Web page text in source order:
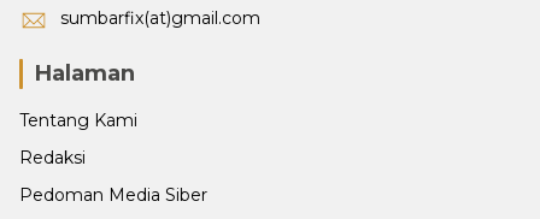
sumbarfix(at)gmail.com
Halaman
Tentang Kami
Redaksi
Pedoman Media Siber